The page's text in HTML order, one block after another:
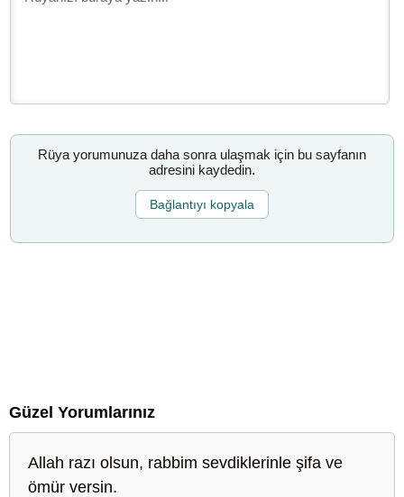
Rüya yorumunuza daha sonra ulaşmak için bu sayfanın
adresini kaydedin.
Bağlantıyı kopyala
Güzel Yorumlarınız
Allah razı olsun, rabbim sevdiklerinle şifa ve
ömür versin.